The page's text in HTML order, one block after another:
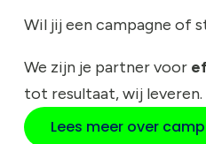
Wil jij een campagne of
We zijn je partner voor
tot resultaat, wij
Lees meer over